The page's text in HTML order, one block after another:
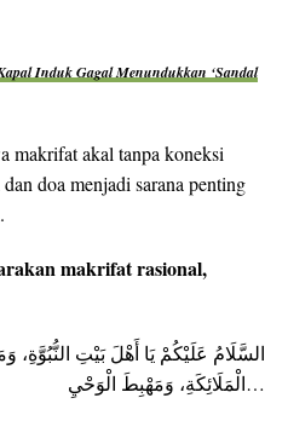
Induk Gagal Menundukkan ‘Sandal
makrifat akal tanpa koneksi
doa menjadi sarana penting
makrifat rasional,
السَّلَامُ عَلَيْكُمْ يَا أَهْلَ بَيْتِ
الْمَلَائِكَةِ، وَمَهْبِطَ الْوَحْيِ…